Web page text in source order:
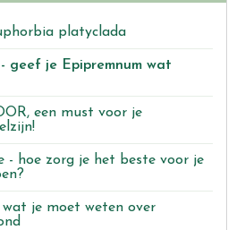
platyclada
geef je Epipremnum wat
een must voor je
- hoe zorg je het beste voor je
wat je moet weten over